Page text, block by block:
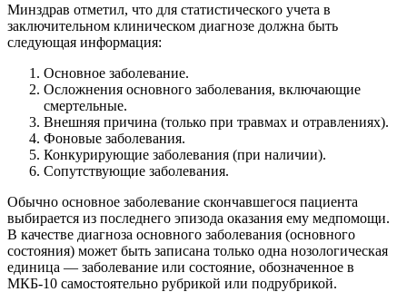
Минздрав отметил, что для статистического учета в
заключительном клиническом диагнозе должна быть
следующая информация:
Основное заболевание.
Осложнения основного заболевания, включающие
смертельные.
Внешняя причина (только при травмах и отравлениях).
Фоновые заболевания.
Конкурирующие заболевания (при наличии).
Сопутствующие заболевания.
Обычно основное заболевание скончавшегося пациента
выбирается из последнего эпизода оказания ему медпомощи.
В качестве диагноза основного заболевания (основного
состояния) может быть записана только одна нозологическая
единица — заболевание или состояние, обозначенное в
МКБ-10 самостоятельно рубрикой или подрубрикой.